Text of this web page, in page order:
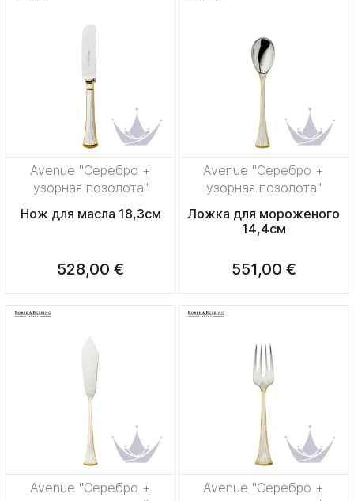
Avenue "Серебро +
узорная позолота"
Нож для масла 18,3см
528,00 €
Avenue "Серебро +
узорная позолота"
Ложка для мороженого
14,4см
551,00 €
Avenue "Серебро +
Avenue "Серебро +